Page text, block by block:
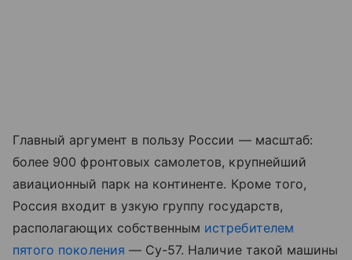
Главный аргумент в пользу России — масштаб:
более 900 фронтовых самолетов, крупнейший
авиационный парк на континенте. Кроме того,
Россия входит в узкую группу государств,
располагающих собственным истребителем
пятого поколения — Су-57. Наличие такой машины